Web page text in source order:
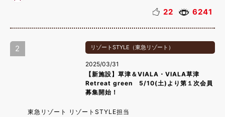
22 6241
2 リゾートSTYLE（東急リゾート）
2025/03/31
【新施設】草津＆VIALA・VIALA草津
Retreat green 5/10(土)より第１次会員
募集開始！
東急リゾート リゾートSTYLE担当